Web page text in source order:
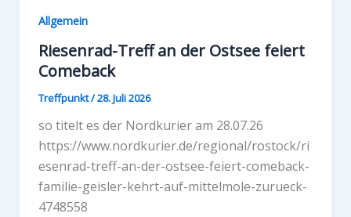
Allgemein
Riesenrad-Treff an der Ostsee feiert
Comeback
Treffpunkt/28. Juli 2026
so titelt es der Nordkurier am 28.07.26
https://www.nordkurier.de/regional/rostock/ri
esenrad-treff-an-der-ostsee-feiert-comeback-
familie-geisler-kehrt-auf-mittelmole-zurueck-
4748558